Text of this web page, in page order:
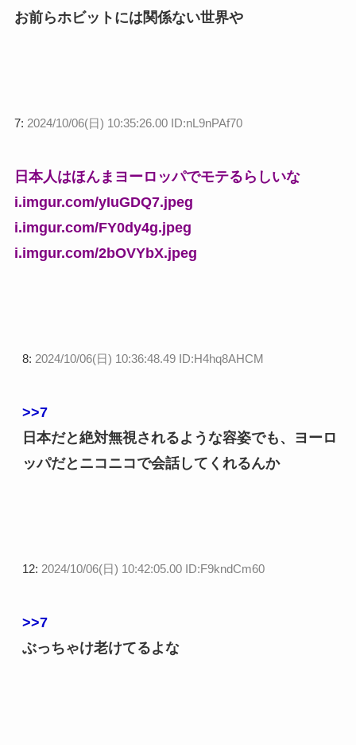
お前らホビットには関係ない世界や
7: 2024/10/06(日) 10:35:26.00 ID:nL9nPAf70
日本人はほんまヨーロッパでモテるらしいな
i.imgur.com/yIuGDQ7.jpeg
i.imgur.com/FY0dy4g.jpeg
i.imgur.com/2bOVYbX.jpeg
8: 2024/10/06(日) 10:36:48.49 ID:H4hq8AHCM
>>7
日本だと絶対無視されるような容姿でも、ヨーロ
ッパだとニコニコで会話してくれるんか
12: 2024/10/06(日) 10:42:05.00 ID:F9kndCm60
>>7
ぶっちゃけ老けてるよな